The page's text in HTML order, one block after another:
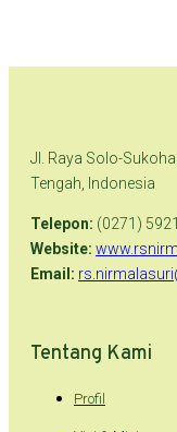
Jl. Raya Solo-
Tengah, Indonesia
Telepon: (0271)
Website:
Email:
Tentang Kami
Profil